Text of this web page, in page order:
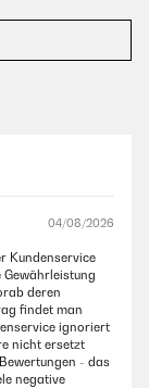
04/08/2026
Kundenservice
deren
findet man
ignoriert
nicht ersetzt
- das
negative